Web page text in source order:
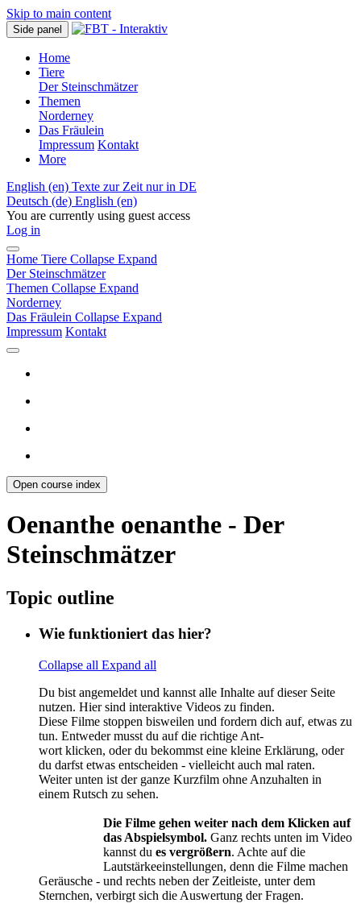
Skip to main content
Side panel
Home
Tiere
Der Steinschmätzer
Themen
Norderney
Das Fräulein
Impressum Kontakt
More
English ‎(en)‎ Texte zur Zeit nur in DE
Deutsch ‎(de)‎ English ‎(en)‎
You are currently using guest access
Log in
Home Tiere Collapse Expand
Der Steinschmätzer
Themen Collapse Expand
Norderney
Das Fräulein Collapse Expand
Impressum Kontakt
Open course index
Oenanthe oenanthe - Der
Steinschmätzer
Topic outline
Wie funktioniert das hier?
Collapse all Expand all
Du bist angemeldet und kannst alle Inhalte auf dieser Seite
nutzen. Hier sind interaktive Videos zu finden.
Diese Filme stoppen bisweilen und fordern dich auf, etwas zu
tun. Entweder musst du auf die richtige Ant-
wort klicken, oder du bekommst eine kleine Erklärung, oder
du darfst etwas entscheiden - vielleicht auch mal raten.
Weiter unten ist der ganze Kurzfilm ohne Anzuhalten in
einem Rutsch zu sehen.
Die Filme gehen weiter nach dem Klicken auf
das Abspielsymbol. Ganz rechts unten im Video
kannst du es vergrößern. Achte auf die
Lautstärkeeinstellungen, denn die Filme machen
Geräusche - und rechts neben der Zeitleiste, unter dem
Sternchen, verbirgt sich die Auswertung der Fragen.